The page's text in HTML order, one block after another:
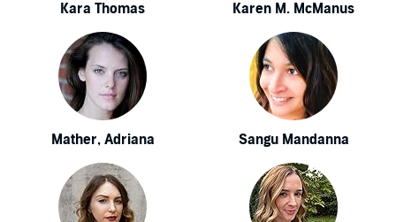
Kara Thomas Karen M. McManus
Mather, Adriana Sangu Mandanna